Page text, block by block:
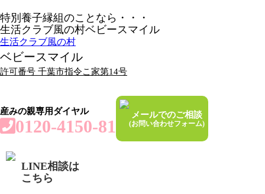
特別養子縁組のことなら・・・
生活クラブ風の村ベビースマイル
生活クラブ風の村
ベビースマイル
許可番号 千葉市指令こ家第14号
産みの親専用ダイヤル
0120-4150-81
メールでのご相談
(お問い合わせフォーム)
LINE相談は
こちら